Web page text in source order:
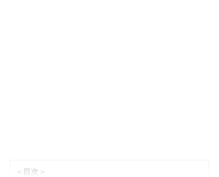
＜目次＞